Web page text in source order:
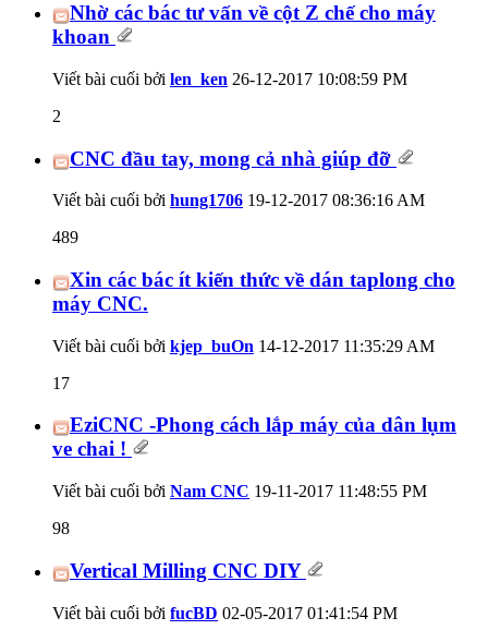
Nhờ các bác tư vấn về cột Z chế cho máy
khoan
Viết bài cuối bởi len_ken 26-12-2017 10:08:59 PM
2
CNC đầu tay, mong cả nhà giúp đỡ
Viết bài cuối bởi hung1706 19-12-2017 08:36:16 AM
489
Xin các bác ít kiến thức về dán taplong cho
máy CNC.
Viết bài cuối bởi kjep_buOn 14-12-2017 11:35:29 AM
17
EziCNC -Phong cách lắp máy của dân lụm
ve chai !
Viết bài cuối bởi Nam CNC 19-11-2017 11:48:55 PM
98
Vertical Milling CNC DIY
Viết bài cuối bởi fucBD 02-05-2017 01:41:54 PM